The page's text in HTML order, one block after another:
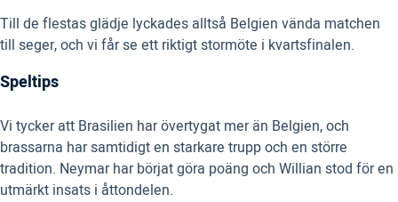
Till de flestas glädje lyckades alltså Belgien vända matchen
till seger, och vi får se ett riktigt stormöte i kvartsfinalen.
Speltips
Vi tycker att Brasilien har övertygat mer än Belgien, och
brassarna har samtidigt en starkare trupp och en större
tradition. Neymar har börjat göra poäng och Willian stod för en
utmärkt insats i åttondelen.